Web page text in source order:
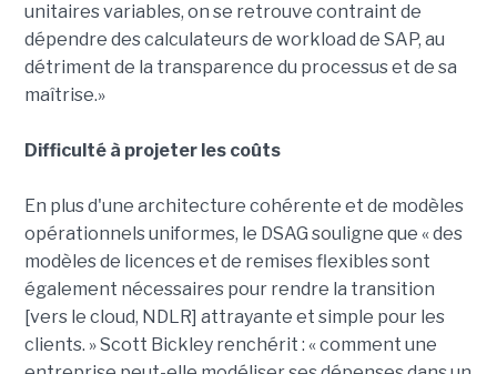
unitaires variables, on se retrouve contraint de
dépendre des calculateurs de workload de SAP, au
détriment de la transparence du processus et de sa
maîtrise.»
Difficulté à projeter les coûts
En plus d'une architecture cohérente et de modèles
opérationnels uniformes, le DSAG souligne que « des
modèles de licences et de remises flexibles sont
également nécessaires pour rendre la transition
[vers le cloud, NDLR] attrayante et simple pour les
clients. » Scott Bickley renchérit : « comment une